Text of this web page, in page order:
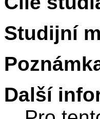
Studijní
Další